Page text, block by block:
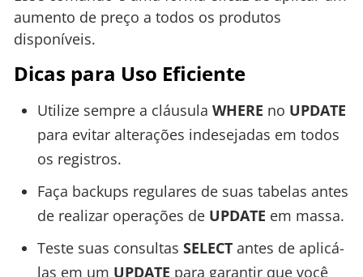
aumento de preço a todos os produtos
disponíveis.
Dicas para Uso Eficiente
Utilize sempre a cláusula WHERE no UPDATE
para evitar alterações indesejadas em todos
os registros.
Faça backups regulares de suas tabelas antes
de realizar operações de UPDATE em massa.
Teste suas consultas SELECTantes de aplicá-
las em um UPDATE para garantir que você